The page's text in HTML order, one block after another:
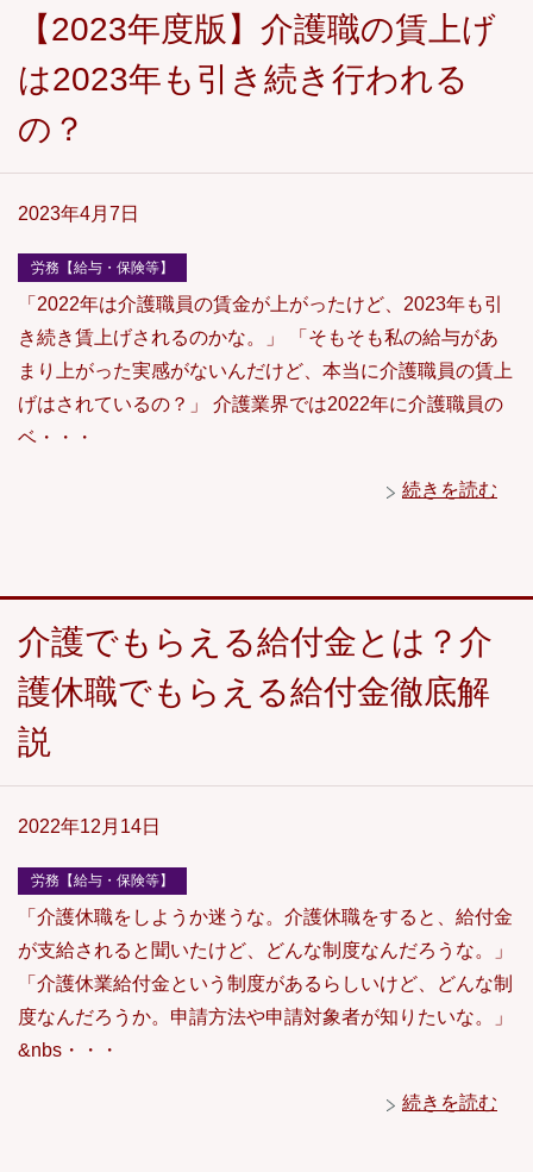
【2023年度版】介護職の賃上げ
は2023年も引き続き行われる
の？
2023年4月7日
労務【給与・保険等】
「2022年は介護職員の賃金が上がったけど、2023年も引
き続き賃上げされるのかな。」 「そもそも私の給与があ
まり上がった実感がないんだけど、本当に介護職員の賃上
げはされているの？」 介護業界では2022年に介護職員の
ベ・・・
続きを読む
介護でもらえる給付金とは？介
護休職でもらえる給付金徹底解
説
2022年12月14日
労務【給与・保険等】
「介護休職をしようか迷うな。介護休職をすると、給付金
が支給されると聞いたけど、どんな制度なんだろうな。」
「介護休業給付金という制度があるらしいけど、どんな制
度なんだろうか。申請方法や申請対象者が知りたいな。」
&nbs・・・
続きを読む